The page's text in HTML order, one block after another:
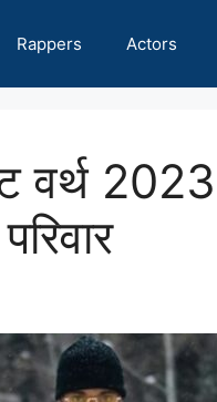
Rappers Actors
2023